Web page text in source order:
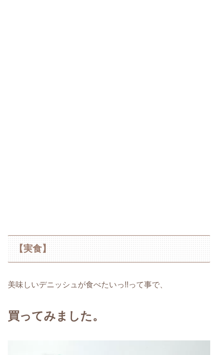
【実食】
美味しいデニッシュが食べたいっ!!って事で、
買ってみました。